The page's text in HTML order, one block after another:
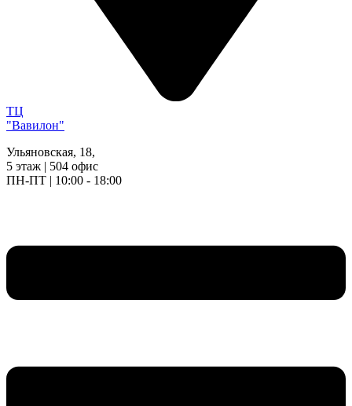
ТЦ
"Вавилон"
Ульяновская, 18,
5 этаж | 504 офис
ПН-ПТ | 10:00 - 18:00